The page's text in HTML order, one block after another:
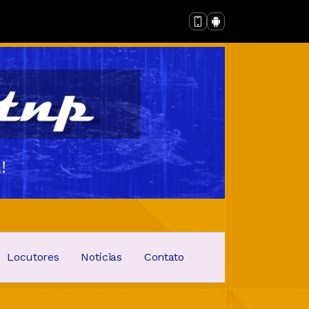
Locutores Notícias Contato